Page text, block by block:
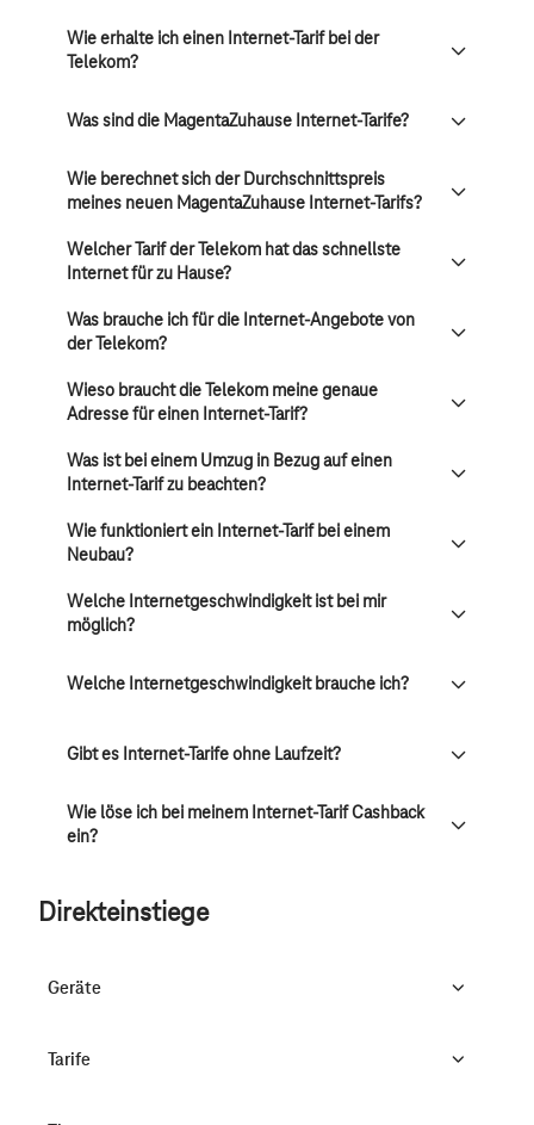
Wie erhalte ich einen Internet-Tarif bei der
Telekom?
Was sind die MagentaZuhause Internet-Tarife?
Wie berechnet sich der Durchschnittspreis
meines neuen MagentaZuhause Internet-Tarifs?
Welcher Tarif der Telekom hat das schnellste
Internet für zu Hause?
Was brauche ich für die Internet-Angebote von
der Telekom?
Wieso braucht die Telekom meine genaue
Adresse für einen Internet-Tarif?
Was ist bei einem Umzug in Bezug auf einen
Internet-Tarif zu beachten?
Wie funktioniert ein Internet-Tarif bei einem
Neubau?
Welche Internetgeschwindigkeit ist bei mir
möglich?
Welche Internetgeschwindigkeit brauche ich?
Gibt es Internet-Tarife ohne Laufzeit?
Wie löse ich bei meinem Internet-Tarif Cashback
ein?
Direkteinstiege
Geräte
Tarife